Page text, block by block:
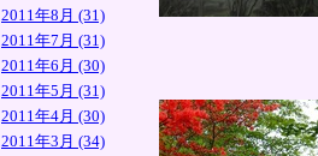
2011年8月 (31)
2011年7月 (31)
2011年6月 (30)
2011年5月 (31)
2011年4月 (30)
2011年3月 (34)